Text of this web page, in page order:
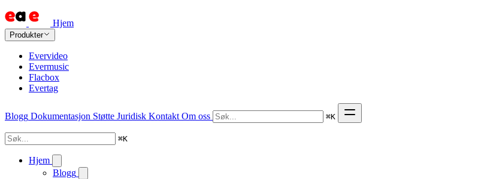
Hjem
Produkter
Evervideo
Evermusic
Flacbox
Evertag
Blogg Dokumentasjon Støtte Juridisk Kontakt Om oss ⌘K
⌘K
Hjem
Blogg